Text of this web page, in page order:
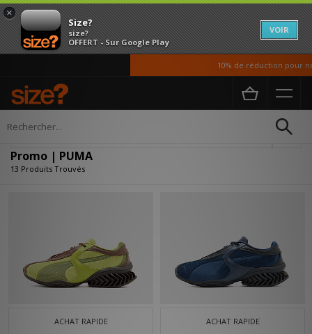
×
Size?
size?
OFFERT - Sur Google Play
VOIR
10% de réduction pour nos
Accueil Promo | PUMA
Promo | PUMA
13 Produits Trouvés
ACHAT RAPIDE ACHAT RAPIDE